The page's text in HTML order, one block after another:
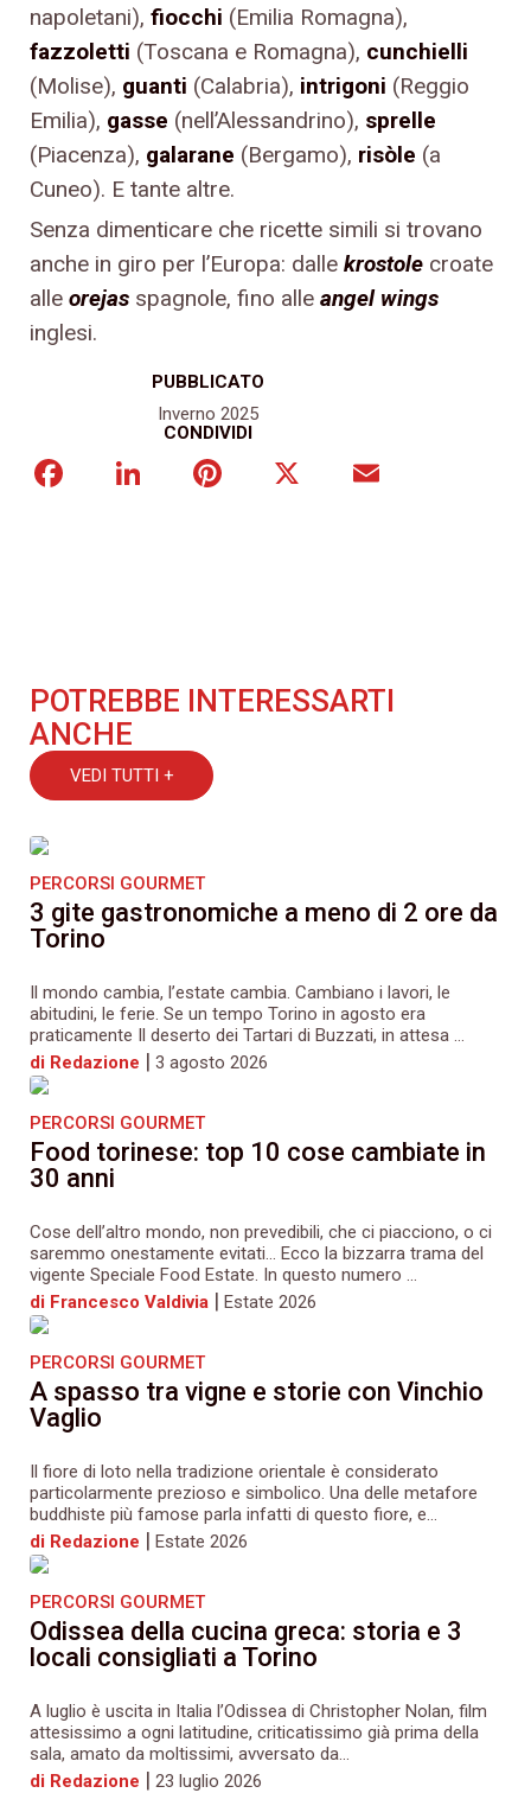
PUBBLICATO
Inverno 2025
CONDIVIDI
FacebookLinkedInPinterest
napoletani), fiocchi (Emilia Romagna),
fazzoletti (Toscana e Romagna), cunchielli
(Molise), guanti (Calabria), intrigoni (Reggio
Emilia), gasse (nell’Alessandrino), sprelle
(Piacenza), galarane (Bergamo), risòle (a
Cuneo). E tante altre.
Senza dimenticare che ricette simili si trovano
anche in giro per l’Europa: dalle krostole croate
alle orejas spagnole, fino alle angel wings
inglesi.
POTREBBE INTERESSARTI
ANCHE
VEDI TUTTI +
PERCORSI GOURMET
3 gite gastronomiche a meno di 2 ore da
Torino
Il mondo cambia, l’estate cambia. Cambiano i lavori, le
abitudini, le ferie. Se un tempo Torino in agosto era
praticamente Il deserto dei Tartari di Buzzati, in attesa ...
di Redazione | 3 agosto 2026
PERCORSI GOURMET
Food torinese: top 10 cose cambiate in
30 anni
Cose dell’altro mondo, non prevedibili, che ci piacciono, o ci
saremmo onestamente evitati… Ecco la bizzarra trama del
vigente Speciale Food Estate. In questo numero ...
di Francesco Valdivia | Estate 2026
PERCORSI GOURMET
A spasso tra vigne e storie con Vinchio
Vaglio
Il fiore di loto nella tradizione orientale è considerato
particolarmente prezioso e simbolico. Una delle metafore
buddhiste più famose parla infatti di questo fiore, e...
di Redazione | Estate 2026
PERCORSI GOURMET
Odissea della cucina greca: storia e 3
locali consigliati a Torino
A luglio è uscita in Italia l’Odissea di Christopher Nolan, film
attesissimo a ogni latitudine, criticatissimo già prima della
sala, amato da moltissimi, avversato da...
di Redazione | 23 luglio 2026